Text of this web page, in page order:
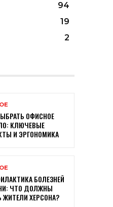
94
19
2
ОФИСНОЕ
КЛЮЧЕВЫЕ
И ЭРГОНОМИКА
БОЛЕЗНЕЙ
ЧТО ДОЛЖНЫ
ЖИТЕЛИ ХЕРСОНА?